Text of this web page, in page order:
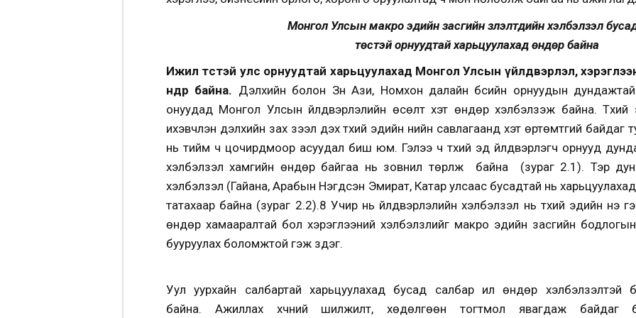
Монгол Улсын макро эдийн засгийн үзүүлэлтүүдийн хэлбэлзэл
төстэй орнуудтай харьцуулахад өндөр байна
Ижил төстэй улс орнуудтай харьцуулахад Монгол Улсын үйлдвэрлэл,
өндөр байна. Дэлхийн болон Зүүн Ази, Номхон далайн бүсийн орнуудын
онуудад Монгол Улсын үйлдвэрлэлийн өсөлт хэт өндөр хэлбэлзэж байна. Түүхий
ихэвчлэн дэлхийн зах зээл дэх түүхий эдийн үнийн савлагаанд хэт өртөмтгий
нь тийм ч цочирдмоор асуудал биш юм. Гэлээ ч түүхий эд үйлдвэрлэгч орнууд
хэлбэлзэл хамгийн өндөр байгаа нь зовнил төрүүлж байна (зураг 2.1). Тэр
хэлбэлзэл (Гайана, Арабын Нэгдсэн Эмират, Катар улсаас бусадтай нь
татахаар байна (зураг 2.2).8 Учир нь үйлдвэрлэлийн хэлбэлзэл нь түүхий эдийн үнэ
өндөр хамааралтай бол хэрэглээний хэлбэлзлийг макро эдийн засгийн
бууруулах боломжтой гэж үздэг.
Уул уурхайн салбартай харьцуулахад бусад салбар илүү өндөр хэлбэлзэлтэй
байна. Ажиллах хүчний шилжилт, хөдөлгөөн тогтмол явагдаж байдаг